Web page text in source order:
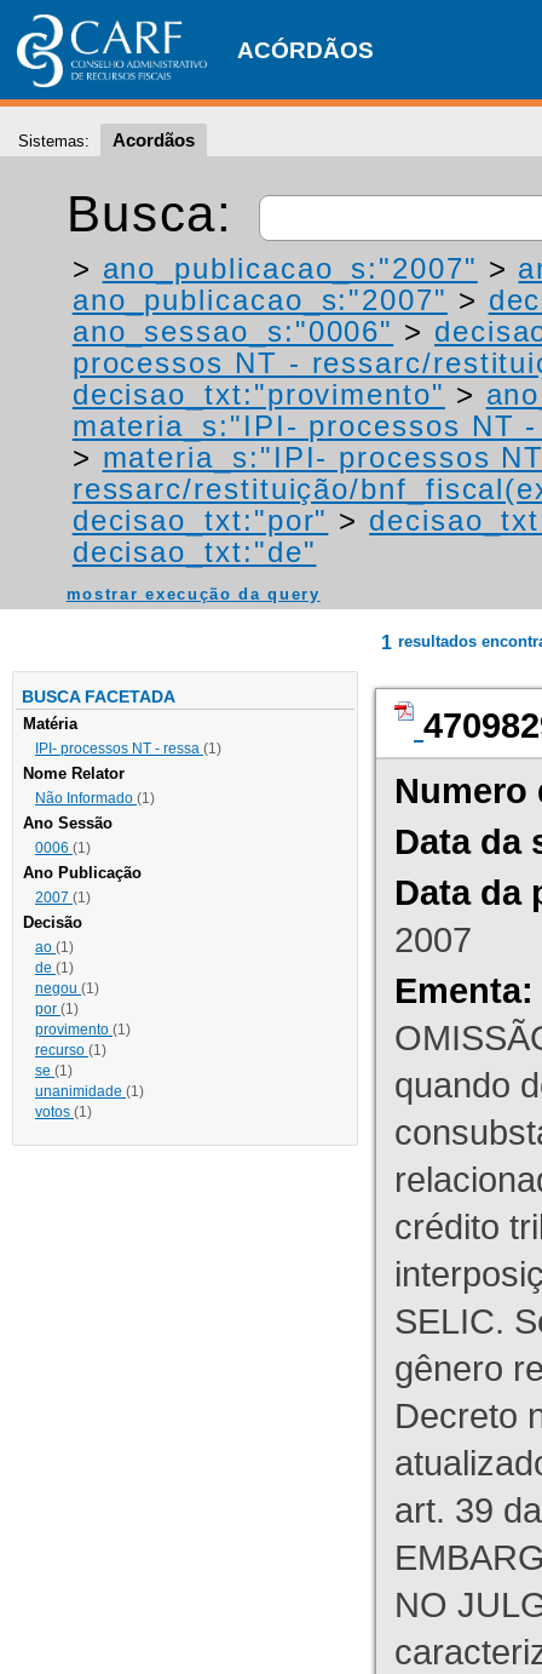
ACÓRDÃOS
Sistemas: Acordãos
Busca:
> ano_publicacao_s:"2007" >
ano_publicacao_s:"2007" >
ano_sessao_s:"0006" >
processos NT - ressarc/
decisao_txt:"provimento" >
materia_s:"IPI- processos NT
> materia_s:"IPI- processos
ressarc/restituição/
decisao_txt:"por" >
decisao_txt:"de"
mostrar execução da query
BUSCA FACETADA
Matéria
IPI- processos NT - ressa (1)
Nome Relator
Não Informado (1)
Ano Sessão
0006 (1)
Ano Publicação
2007 (1)
Decisão
ao (1)
de (1)
negou (1)
por (1)
provimento (1)
recurso (1)
se (1)
unanimidade (1)
votos (1)
1 resultados
Numero
Data da
Data da
2007
Ementa:
quando
crédito
SELIC.
gênero
Decreto
art. 39
NO